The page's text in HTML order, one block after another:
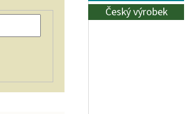
Český výrobek